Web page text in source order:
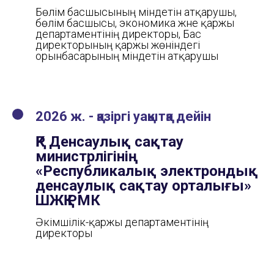
Бөлім басшысының міндетін атқарушы,
бөлім басшысы, экономика және қаржы
департаментінің директоры, Бас
директорының қаржы жөніндегі
орынбасарының міндетін атқарушы
2026 ж. - қазіргі уақытқа дейін
ҚР Денсаулық сақтау
министрлігінің
«Республикалық электрондық
денсаулық сақтау орталығы»
ШЖҚ РМК
Әкімшілік-қаржы департаментінің
директоры